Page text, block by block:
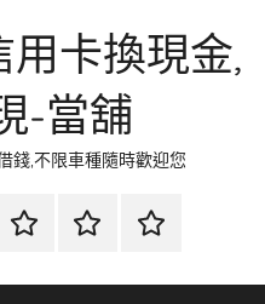
卡換現金,
-當舖
錢,不限車種隨時歡迎您
流
時
環
清
聯
徵